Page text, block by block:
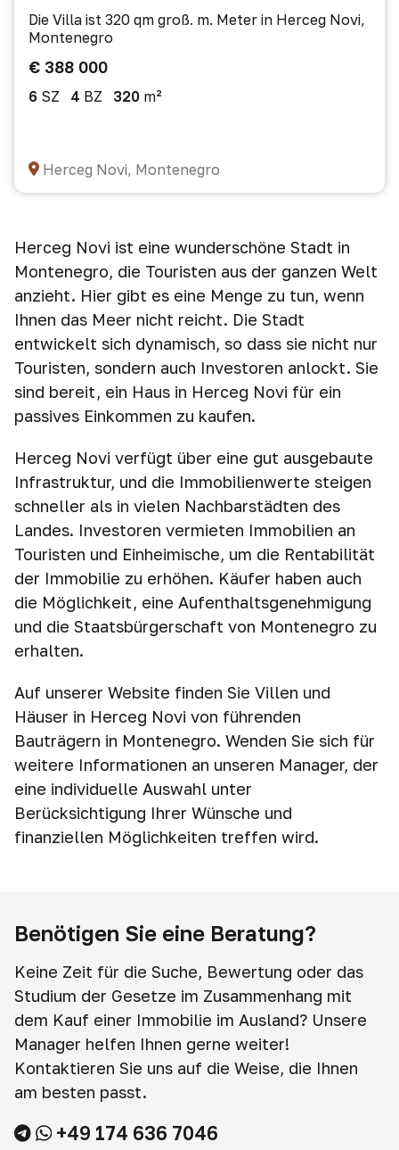
Die Villa ist 320 qm groß. m. Meter in Herceg Novi,
Montenegro
€ 388 000
6 SZ 4 BZ 320 m²
Herceg Novi, Montenegro
Herceg Novi ist eine wunderschöne Stadt in
Montenegro, die Touristen aus der ganzen Welt
anzieht. Hier gibt es eine Menge zu tun, wenn
Ihnen das Meer nicht reicht. Die Stadt
entwickelt sich dynamisch, so dass sie nicht nur
Touristen, sondern auch Investoren anlockt. Sie
sind bereit, ein Haus in Herceg Novi für ein
passives Einkommen zu kaufen.
Herceg Novi verfügt über eine gut ausgebaute
Infrastruktur, und die Immobilienwerte steigen
schneller als in vielen Nachbarstädten des
Landes. Investoren vermieten Immobilien an
Touristen und Einheimische, um die Rentabilität
der Immobilie zu erhöhen. Käufer haben auch
die Möglichkeit, eine Aufenthaltsgenehmigung
und die Staatsbürgerschaft von Montenegro zu
erhalten.
Auf unserer Website finden Sie Villen und
Häuser in Herceg Novi von führenden
Bauträgern in Montenegro. Wenden Sie sich für
weitere Informationen an unseren Manager, der
eine individuelle Auswahl unter
Berücksichtigung Ihrer Wünsche und
finanziellen Möglichkeiten treffen wird.
Benötigen Sie eine Beratung?
Keine Zeit für die Suche, Bewertung oder das
Studium der Gesetze im Zusammenhang mit
dem Kauf einer Immobilie im Ausland? Unsere
Manager helfen Ihnen gerne weiter!
Kontaktieren Sie uns auf die Weise, die Ihnen
am besten passt.
+49 174 636 7046